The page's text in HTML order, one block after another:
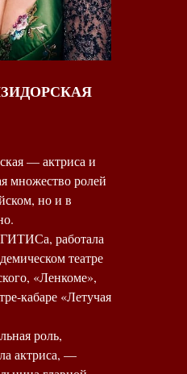
— актриса и
множество ролей
но и в
работала
театре
«Ленкоме»,
кабаре «Летучая
роль,
актриса, —